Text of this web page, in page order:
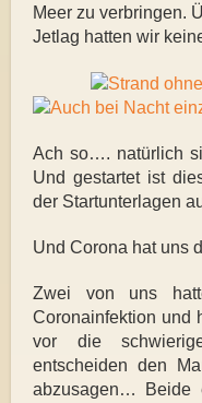
Meer zu verbringen.
Jetlag hatten wir
Ach so…. natürlich
Und gestartet ist
der Startunterlagen
Und Corona hat uns
Zwei von uns
Coronainfektion und
vor die
entscheiden den
abzusagen… Beide